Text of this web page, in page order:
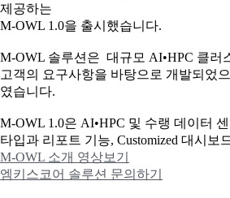
제공하는
M-OWL 1.0을 출시했습니다.
M-OWL 솔루션은 대규모 AI•HPC 클러
고객의 요구사항을 바탕으로 개발되었
였습니다.
M-OWL 1.0은 AI•HPC 및 수랭 데이터
타입과 리포트 기능, Customized 대시보
M-OWL 소개 영상보기
엠키스코어 솔루션 문의하기